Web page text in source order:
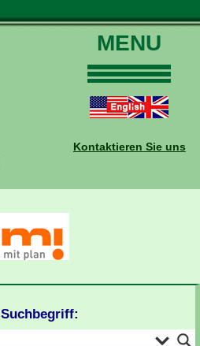
MENU
Touren
Daten und Preise
Buchungen
Auskünfte
Reise-Blog
Kontaktieren Sie uns
Suchbegriff: